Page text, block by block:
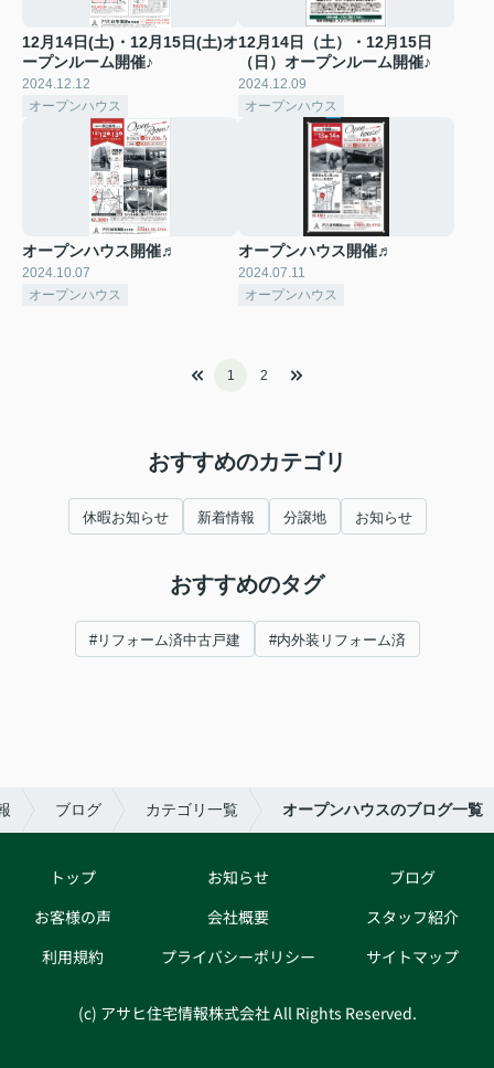
12月14日(土)・12月15日(土)オ
ープンルーム開催♪
2024.12.12
オープンハウス
12月14日（土）・12月15日
（日）オープンルーム開催♪
2024.12.09
オープンハウス
オープンハウス開催♬
2024.10.07
オープンハウス
オープンハウス開催♬
2024.07.11
オープンハウス
1 2
おすすめのカテゴリ
休暇お知らせ 新着情報 分譲地 お知らせ
おすすめのタグ
#リフォーム済中古戸建 #内外装リフォーム済
ブログ カテゴリ一覧 オープンハウスのブログ一覧
トップ
お客様の声
利用規約
お知らせ
会社概要
プライバシーポリシー
ブログ
スタッフ紹介
サイトマップ
(c) アサヒ住宅情報株式会社 All Rights Reserved.